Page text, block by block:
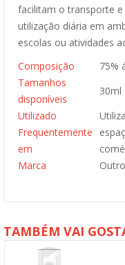
facilitam o transporte
utilização diária em
escolas ou atividades
Composição
75%
Tamanhos
disponíveis
30ml
Utilizado
Frequentemente
em
Marca
TAMBÉM VAI